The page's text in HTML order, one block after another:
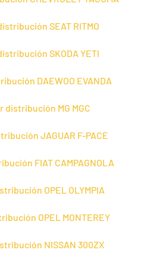
SEAT RITMO
SKODA YETI
DAEWOO EVANDA
distribución MG MGC
JAGUAR F-PACE
FIAT CAMPAGNOLA
OPEL OLYMPIA
OPEL MONTEREY
NISSAN 300ZX